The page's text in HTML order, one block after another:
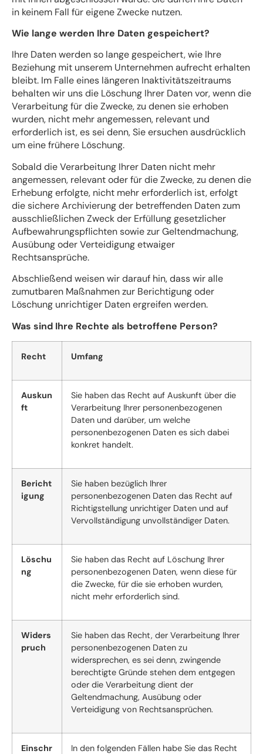
in keinem Fall für eigene Zwecke nutzen.
Wie lange werden Ihre Daten gespeichert?
Ihre Daten werden so lange gespeichert, wie Ihre
Beziehung mit unserem Unternehmen aufrecht erhalten
bleibt. Im Falle eines längeren Inaktivitätszeitraums
behalten wir uns die Löschung Ihrer Daten vor, wenn die
Verarbeitung für die Zwecke, zu denen sie erhoben
wurden, nicht mehr angemessen, relevant und
erforderlich ist, es sei denn, Sie ersuchen ausdrücklich
um eine frühere Löschung.
Sobald die Verarbeitung Ihrer Daten nicht mehr
angemessen, relevant oder für die Zwecke, zu denen die
Erhebung erfolgte, nicht mehr erforderlich ist, erfolgt
die sichere Archivierung der betreffenden Daten zum
ausschließlichen Zweck der Erfüllung gesetzlicher
Aufbewahrungspflichten sowie zur Geltendmachung,
Ausübung oder Verteidigung etwaiger
Rechtsansprüche.
Abschließend weisen wir darauf hin, dass wir alle
zumutbaren Maßnahmen zur Berichtigung oder
Löschung unrichtiger Daten ergreifen werden.
Was sind Ihre Rechte als betroffene Person?
Recht Umfang
Auskun
ft
Sie haben das Recht auf Auskunft über die
Verarbeitung Ihrer personenbezogenen
Daten und darüber, um welche
personenbezogenen Daten es sich dabei
konkret handelt.
Bericht
igung
Sie haben bezüglich Ihrer
personenbezogenen Daten das Recht auf
Richtigstellung unrichtiger Daten und auf
Vervollständigung unvollständiger Daten.
Löschu
ng
Sie haben das Recht auf Löschung Ihrer
personenbezogenen Daten, wenn diese für
die Zwecke, für die sie erhoben wurden,
nicht mehr erforderlich sind.
Widers
pruch
Sie haben das Recht, der Verarbeitung Ihrer
personenbezogenen Daten zu
widersprechen, es sei denn, zwingende
berechtigte Gründe stehen dem entgegen
oder die Verarbeitung dient der
Geltendmachung, Ausübung oder
Verteidigung von Rechtsansprüchen.
Einschr
In den folgenden Fällen habe Sie das Recht